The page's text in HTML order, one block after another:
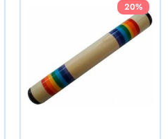
20%